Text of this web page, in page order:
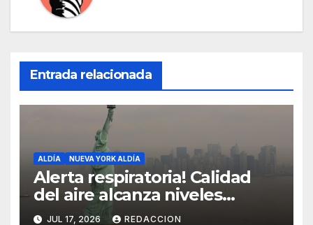
Entrada relacionada
ALDÍA NUEVA YORK ALDÍA
Alerta respiratoria! Calidad
del aire alcanza niveles
peligrosos en NYC
JUL 17, 2026 REDACCION